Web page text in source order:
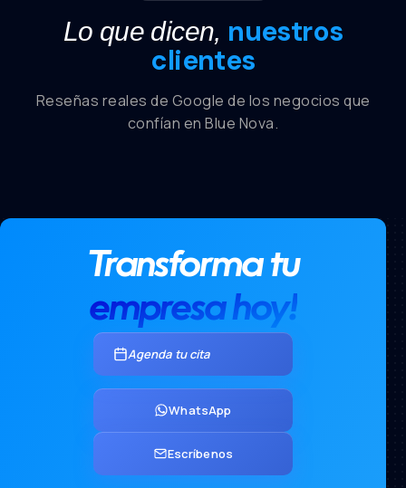
Lo que dicen, nuestros
clientes
Reseñas reales de Google de los negocios que
confían en Blue Nova.
Transforma tu
empresa hoy!
Agenda tu cita
WhatsApp
Escríbenos